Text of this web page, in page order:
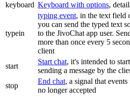
keyboard Keyboard with options,
typein
typing event, in the text field
you can send the typed text
to the JivoChat app user.
more than once every 5
client
start
Start chat, it's intended to
sending a message by the
stop
End chat, a signal that
no longer accepted